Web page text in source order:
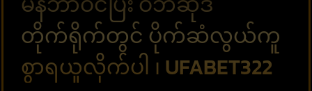
တိုက်ရိုက်တွင် ပိုက်ဆံလွယ်ကူ
စွာရယူလိုက်ပါ ၊ UFABET322